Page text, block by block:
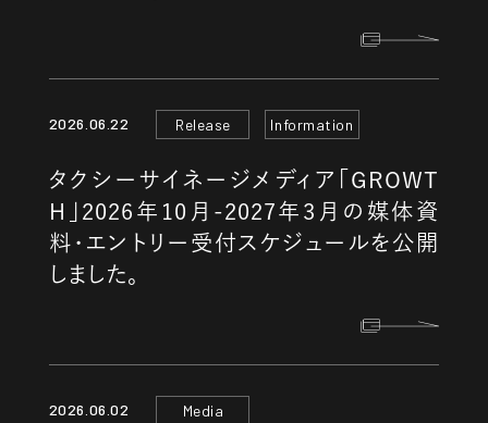
2026.06.22 Release Information
タクシーサイネージメディア「GROWT
H」2026年10月-2027年3月の媒体資
料・エントリー受付スケジュールを公開
しました。
2026.06.02 Media